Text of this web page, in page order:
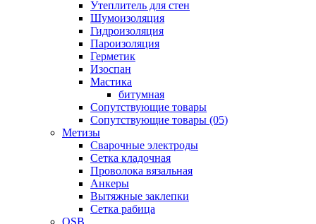
Утеплитель для стен
Шумоизоляция
Гидроизоляция
Пароизоляция
Герметик
Изоспан
Мастика
битумная
Сопутствующие товары
Сопутствующие товары (05)
Метизы
Сварочные электроды
Сетка кладочная
Проволока вязальная
Анкеры
Вытяжные заклепки
Сетка рабица
OSB